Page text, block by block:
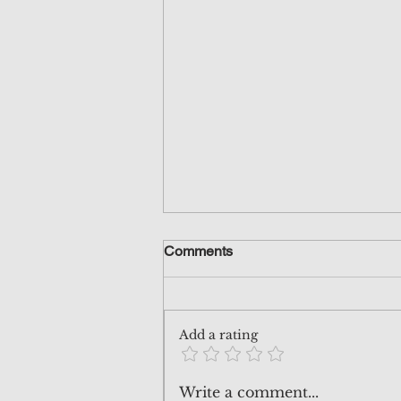
美聯儲又開始 隱形量化寬鬆？
最近有不少人問我，話不少報道指
兩個星期前寫的Patreon post 現在
公開分享，便會知道真實情況，唔
好亂聽人講！
Comments
Add a rating
Write a comment...